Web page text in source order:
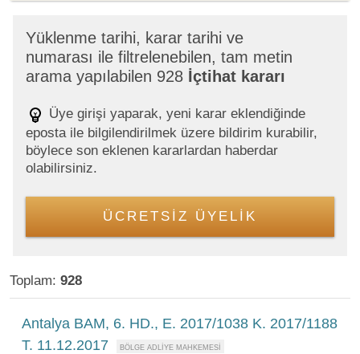
Yüklenme tarihi, karar tarihi ve
numarası ile filtrelenebilen, tam metin
arama yapılabilen 928 İçtihat kararı
Üye girişi yaparak, yeni karar eklendiğinde
eposta ile bilgilendirilmek üzere bildirim kurabilir,
böylece son eklenen kararlardan haberdar
olabilirsiniz.
ÜCRETSİZ ÜYELİK
Toplam: 928
Antalya BAM, 6. HD., E. 2017/1038 K. 2017/1188
T. 11.12.2017